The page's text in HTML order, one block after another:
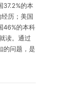
37.2%的本
历；美国
46%的本科
读。通过
的问题，是